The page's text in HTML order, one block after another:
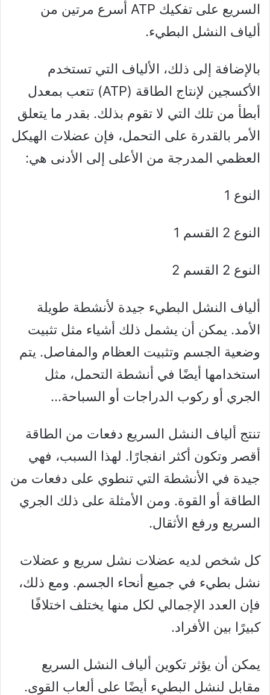
السريع على تفكيك ATP أسرع مرتين من
ألياف النشل البطيء.
بالإضافة إلى ذلك، الألياف التي تستخدم
الأكسجين لإنتاج الطاقة (ATP) تتعب بمعدل
أبطأ من تلك التي لا تقوم بذلك. بقدر ما يتعلق
الأمر بالقدرة على التحمل، فإن عضلات الهيكل
العظمي المدرجة من الأعلى إلى الأدنى هي:
النوع 1
النوع 2 القسم 1
النوع 2 القسم 2
ألياف النشل البطيء جيدة لأنشطة طويلة
الأمد. يمكن أن يشمل ذلك أشياء مثل تثبيت
وضعية الجسم وتثبيت العظام والمفاصل. يتم
استخدامها أيضًا في أنشطة التحمل، مثل
الجري أو ركوب الدراجات أو السباحة…
تنتج ألياف النشل السريع دفعات من الطاقة
أقصر وتكون أكثر انفجارًا. لهذا السبب، فهي
جيدة في الأنشطة التي تنطوي على دفعات من
الطاقة أو القوة. ومن الأمثلة على ذلك الجري
السريع ورفع الأثقال.
كل شخص لديه عضلات نشل سريع و عضلات
نشل بطيء في جميع أنحاء الجسم. ومع ذلك،
فإن العدد الإجمالي لكل منها يختلف اختلافًا
كبيرًا بين الأفراد.
يمكن أن يؤثر تكوين ألياف النشل السريع
مقابل لنشل البطيء أيضًا على ألعاب القوى.